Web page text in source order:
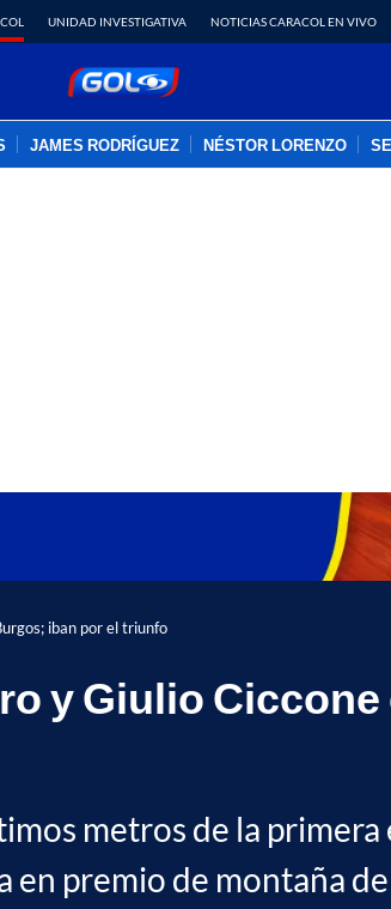
UNIDAD INVESTIGATIVA NOTICIAS CARACOL EN VIVO
JAMES RODRÍGUEZ NÉSTOR LORENZO
iban por el triunfo
y Giulio
metros de la
en premio de montaña